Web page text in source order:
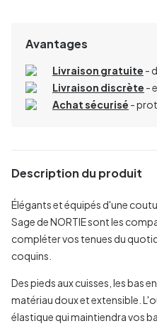
Avantages
Livraison gratuite -
Livraison discrète -
Achat sécurisé -
Description du produit
Élégants et équipés d'une
Sage de NORTIE sont les
compléter vos tenues du
coquins.
Des pieds aux cuisses, les bas
matériau doux et extensible.
élastique qui maintiendra vos